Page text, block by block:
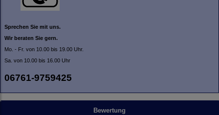
Sprechen Sie mit uns.
Wir beraten Sie gern.
Mo. - Fr. von 10.00 bis 19.00 Uhr.
Sa. von 10.00 bis 16.00 Uhr
06761-9759425
Bewertung